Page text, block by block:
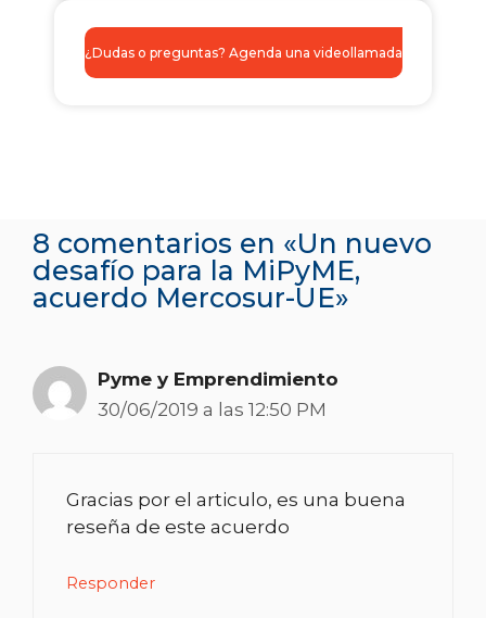
¿Dudas o preguntas? Agenda una videollamada
8 comentarios en «Un nuevo
desafío para la MiPyME,
acuerdo Mercosur-UE»
Pyme y Emprendimiento
30/06/2019 a las 12:50 PM
Gracias por el articulo, es una buena
reseña de este acuerdo
Responder